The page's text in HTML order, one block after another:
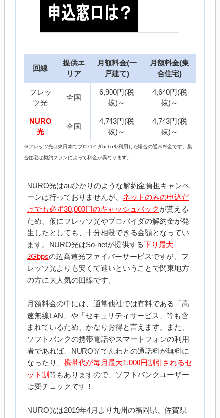
回線
提供エ
リア
月額料金(一
戸建て)
月額料金(集
合住宅)
フレッ
ツ光
全国
6,900円(税
抜)～
4,640円(税
抜)～
NURO
光
全国
4,743円(税
抜)～
4,743円(税
抜)～
※フレッツ光は東日本でプロバイダhi-hoを利用した場合の通常料金です。集
合住宅は契約プランによって料金が異なります。
NURO光はauひかりのような解約金負担キャンペ
ーンは行っておりませんが、 ネットのみの申込だ
けでも必ず30,000円のキャッシュバックが貰える
ため、仮にフレッツ光やプロバイダの解約金が発
生したとしても、十分相殺できる金額となってい
ます。NURO光はSo-netが提供する下り最大
2Gbpsの超高速光ファイバーサービスですが、フ
レッツ光よりも安くて速いということで関東地方
の方に大人気の回線です。
月額料金の中には、通常他社では有料である
「高
速無線LAN」 や「セキュリティサービス」 等も含
まれているため、かなりお得と言えます。また、
ソフトバンクの携帯電話やスマートフォンの利用
者であれば、NURO光でんわとの通話料が無料に
なったり、 携帯代が毎月最大1,000円割引されるセ
ット割等もありますので、ソフトバンクユーザー
は要チェックです！
NURO光は2019年4月より九州の福岡県、佐賀県